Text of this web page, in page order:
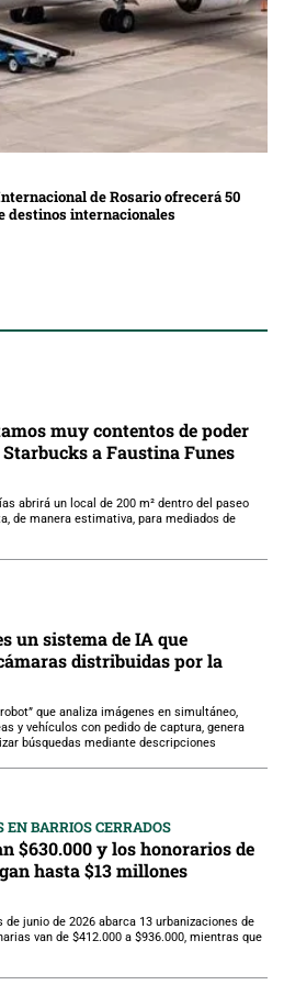
de Rosario ofrecerá 50
destinos internacionales
muy contentos de poder
a Faustina Funes
abrirá un local de 200 m² dentro del paseo
de manera estimativa, para mediados de
un sistema de IA que
distribuidas por la
que analiza imágenes en simultáneo,
y vehículos con pedido de captura, genera
búsquedas mediante descripciones
BARRIOS CERRADOS
$630.000 y los honorarios de
hasta $13 millones
junio de 2026 abarca 13 urbanizaciones de
van de $412.000 a $936.000, mientras que